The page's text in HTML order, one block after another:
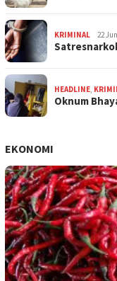
KRIMINAL 22
HEADLINE,
Oknum
EKONOMI